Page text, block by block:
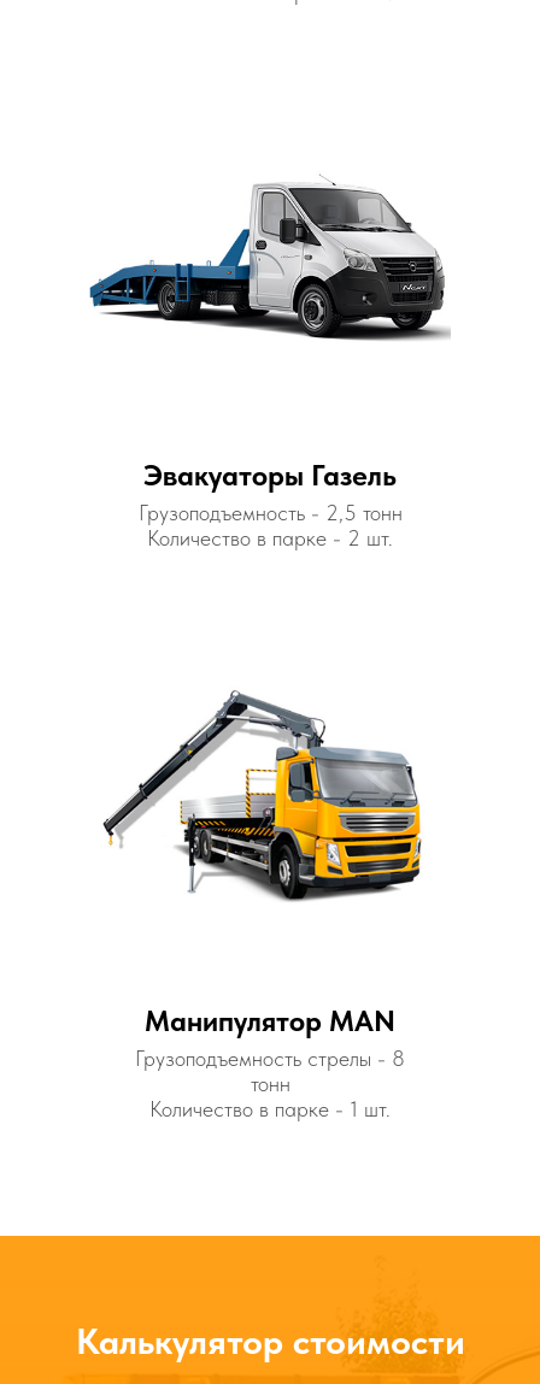
Эвакуаторы Газель
Грузоподъемность - 2,5 тонн
Количество в парке - 2 шт.
Манипулятор MAN
Грузоподъемность стрелы - 8
тонн
Количество в парке - 1 шт.
Калькулятор стоимости